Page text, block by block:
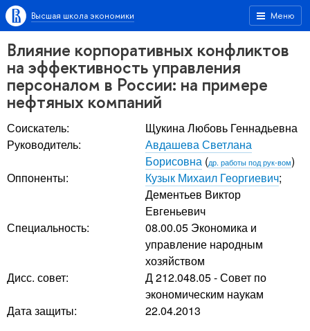
Меню
Высшая школа экономики
Влияние корпоративных конфликтов
на эффективность управления
персоналом в России: на примере
нефтяных компаний
Соискатель:
Щукина Любовь Геннадьевна
Руководитель:
Авдашева Светлана
Борисовна (др. работы под рук-вом)
Оппоненты:
Кузык Михаил Георгиевич;
Дементьев Виктор
Евгеньевич
Специальность:
08.00.05 Экономика и
управление народным
хозяйством
Дисс. совет:
Д 212.048.05 - Совет по
экономическим наукам
Дата защиты:
22.04.2013